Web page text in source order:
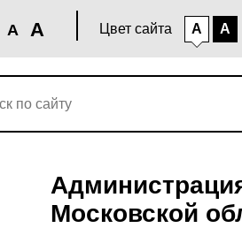
A A Цвет сайта A A
Московской